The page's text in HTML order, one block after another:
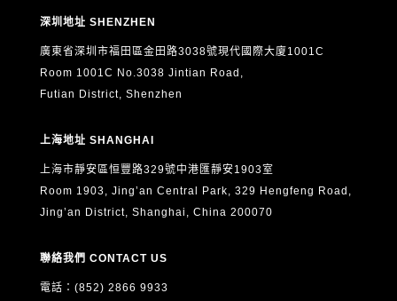
深圳地址 SHENZHEN
廣東省深圳市福田區金田路3038號現代國際大廈1001C
Room 1001C No.3038 Jintian Road,
Futian District, Shenzhen
上海地址 SHANGHAI
上海市靜安區恒豐路329號中港匯靜安1903室
Room 1903, Jing’an Central Park, 329 Hengfeng Road,
Jing’an District, Shanghai, China 200070
聯絡我們 CONTACT US
電話：(852) 2866 9933